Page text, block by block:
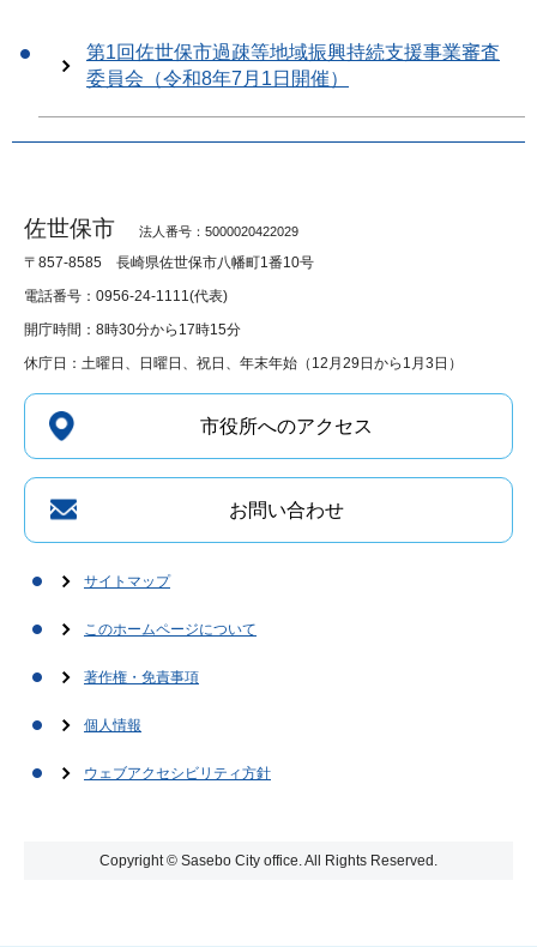
第1回佐世保市過疎等地域振興持続支援事業審査
委員会（令和8年7月1日開催）
佐世保市 法人番号：5000020422029
〒857-8585 長崎県佐世保市八幡町1番10号
電話番号：0956-24-1111(代表)
開庁時間：8時30分から17時15分
休庁日：土曜日、日曜日、祝日、年末年始（12月29日から1月3日）
市役所へのアクセス
お問い合わせ
サイトマップ
このホームページについて
著作権・免責事項
個人情報
ウェブアクセシビリティ方針
Copyright © Sasebo City office. All Rights Reserved.